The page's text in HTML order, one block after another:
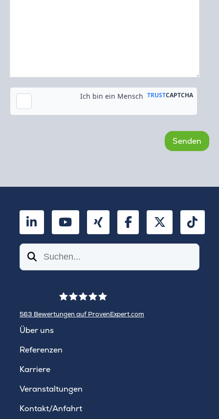
Kopie an meine E-Mail-Adresse senden
LinkedInYouTubeXing FacebookTwitter
Suchen
563 Bewertungen auf ProvenExpert.com
Über uns
Referenzen
Karriere
Veranstaltungen
Kontakt/Anfahrt